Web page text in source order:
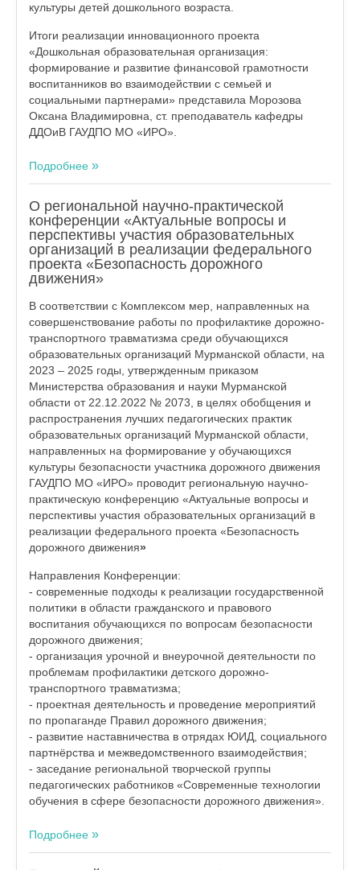
культуры детей дошкольного возраста.
Итоги реализации инновационного проекта
«Дошкольная образовательная организация:
формирование и развитие финансовой грамотности
воспитанников во взаимодействии с семьей и
социальными партнерами» представила Морозова
Оксана Владимировна, ст. преподаватель кафедры
ДДОиВ ГАУДПО МО «ИРО».
Подробнее
О региональной научно-практической
конференции «Актуальные вопросы и
перспективы участия образовательных
организаций в реализации федерального
проекта «Безопасность дорожного
движения»
В соответствии с Комплексом мер, направленных на
совершенствование работы по профилактике дорожно-
транспортного травматизма среди обучающихся
образовательных организаций Мурманской области, на
2023 – 2025 годы, утвержденным приказом
Министерства образования и науки Мурманской
области от 22.12.2022 № 2073, в целях обобщения и
распространения лучших педагогических практик
образовательных организаций Мурманской области,
направленных на формирование у обучающихся
культуры безопасности участника дорожного движения
ГАУДПО МО «ИРО» проводит региональную научно-
практическую конференцию «Актуальные вопросы и
перспективы участия образовательных организаций в
реализации федерального проекта «Безопасность
дорожного движения»
Направления Конференции:
- современные подходы к реализации государственной
политики в области гражданского и правового
воспитания обучающихся по вопросам безопасности
дорожного движения;
- организация урочной и внеурочной деятельности по
проблемам профилактики детского дорожно-
транспортного травматизма;
- проектная деятельность и проведение мероприятий
по пропаганде Правил дорожного движения;
- развитие наставничества в отрядах ЮИД, социального
партнёрства и межведомственного взаимодействия;
- заседание региональной творческой группы
педагогических работников «Современные технологии
обучения в сфере безопасности дорожного движения».
Подробнее